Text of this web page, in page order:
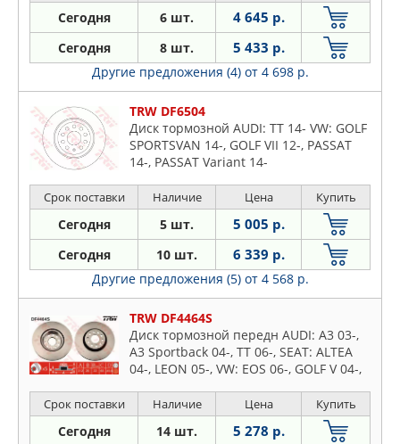
Сегодня 6 шт. 4 645 р.
Сегодня 8 шт. 5 433 р.
Другие предложения (4) от 4 698 р.
TRW DF6504
Диск тормозной AUDI: TT 14- VW: GOLF
SPORTSVAN 14-, GOLF VII 12-, PASSAT
14-, PASSAT Variant 14-
Срок поставки Наличие Цена Купить
Сегодня 5 шт. 5 005 р.
Сегодня 10 шт. 6 339 р.
Другие предложения (5) от 4 568 р.
TRW DF4464S
Диск тормозной передн AUDI: A3 03-,
A3 Sportback 04-, TT 06-, SEAT: ALTEA
04-, LEON 05-, VW: EOS 06-, GOLF V 04-,
Срок поставки Наличие Цена Купить
Сегодня 14 шт. 5 278 р.